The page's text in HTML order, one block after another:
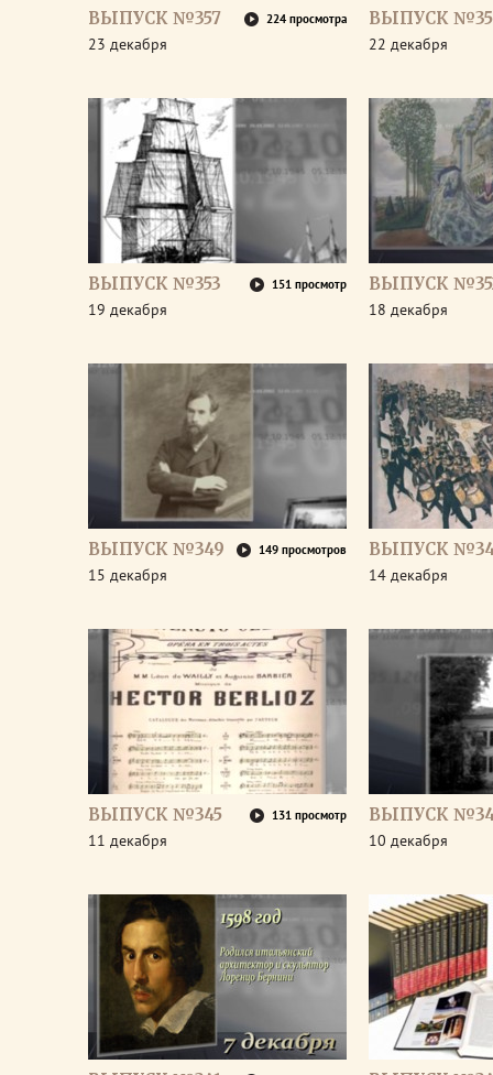
ВЫПУСК №357 224 просмотра
23 декабря
ВЫПУСК
22 декабря
ВЫПУСК №353 151 просмотр
19 декабря
ВЫПУСК
18 декабря
ВЫПУСК №349 149 просмотров
15 декабря
ВЫПУСК
14 декабря
ВЫПУСК №345 131 просмотр
11 декабря
ВЫПУСК
10 декабря